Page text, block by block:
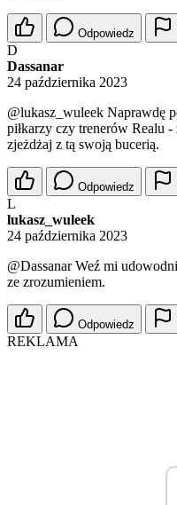
Odpowiedz
D
Dassanar
24 października 2023
@lukasz_wuleek Naprawdę
piłkarzy czy trenerów Realu -
zjeżdżaj z tą swoją bucerią.
Odpowiedz
L
lukasz_wuleek
24 października 2023
@DassanarWeź mi
ze zrozumieniem.
Odpowiedz
REKLAMA